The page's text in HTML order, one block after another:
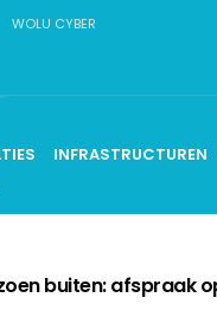
WOLU CYBER
INFRASTRUCTUREN
buiten: afspraak